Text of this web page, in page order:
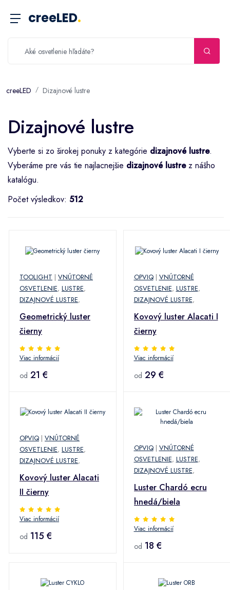
creeLED.
creeLED Dizajnové lustre
Dizajnové lustre
Vyberte si zo širokej ponuky z kategórie dizajnové lustre.
Vyberáme pre vás tie najlacnejšie dizajnové lustrez nášho
katalógu.
Počet výsledkov: 512
TOOLIGHT | VNÚTORNÉ
OSVETLENIE, LUSTRE,
DIZAJNOVÉ LUSTRE,
Geometrický luster
čierny
Viac informácií
od 21 €
OPVIQ| VNÚTORNÉ
OSVETLENIE, LUSTRE,
DIZAJNOVÉ LUSTRE,
Kovový luster Alacati I
čierny
Viac informácií
od 29 €
OPVIQ | VNÚTORNÉ
OSVETLENIE, LUSTRE,
DIZAJNOVÉ LUSTRE,
Kovový luster Alacati
II čierny
Viac informácií
od 115 €
OPVIQ| VNÚTORNÉ
OSVETLENIE, LUSTRE,
DIZAJNOVÉ LUSTRE,
Luster Chardó ecru
hnedá/biela
Viac informácií
od 18 €